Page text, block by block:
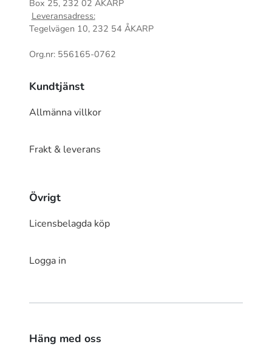
Box 25, 232 02 ÅKARP
Leveransadress:
Tegelvägen 10, 232 54 ÅKARP
Org.nr: 556165-0762
Kundtjänst
Allmänna villkor
Frakt & leverans
Övrigt
Licensbelagda köp
Logga in
Häng med oss